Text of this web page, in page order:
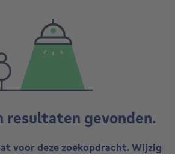
resultaten gevonden.
voor deze zoekopdracht. Wijzig